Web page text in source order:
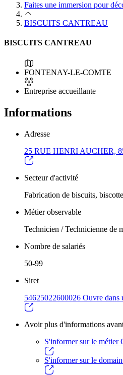
Faites une immersion pour
BISCUITS CANTREAU
BISCUITS CANTREAU
FONTENAY-LE-COMTE
Entreprise accueillante
Informations
Adresse
25 RUE HENRI AUCHER,
Secteur d'activité
Fabrication de biscuits,
Métier observable
Technicien / Technicienne de
Nombre de salariés
50-99
Siret
54625022600026 Ouvre dans
Avoir plus d'informations
S'informer sur le métier
S'informer sur le